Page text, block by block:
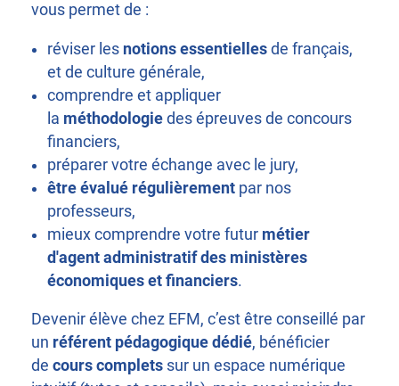
vous permet de :
réviser les notions essentiellesde français,
et de culture générale,
comprendre et appliquer
la méthodologie des épreuves de concours
financiers,
préparer votre échange avec le jury,
être évalué régulièrementpar nos
professeurs,
mieux comprendre votre futur métier
d'agent administratif des ministères
économiques et financiers.
Devenir élève chez EFM, c’est être conseillé par
un référent pédagogique dédié, bénéficier
de cours complets sur un espace numérique